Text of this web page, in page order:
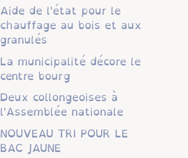
Aide de l'état pour le
chauffage au bois et aux
granulés
La municipalité décore le
centre bourg
Deux collongeoises à
l'Assemblée nationale
NOUVEAU TRI POUR LE
BAC JAUNE